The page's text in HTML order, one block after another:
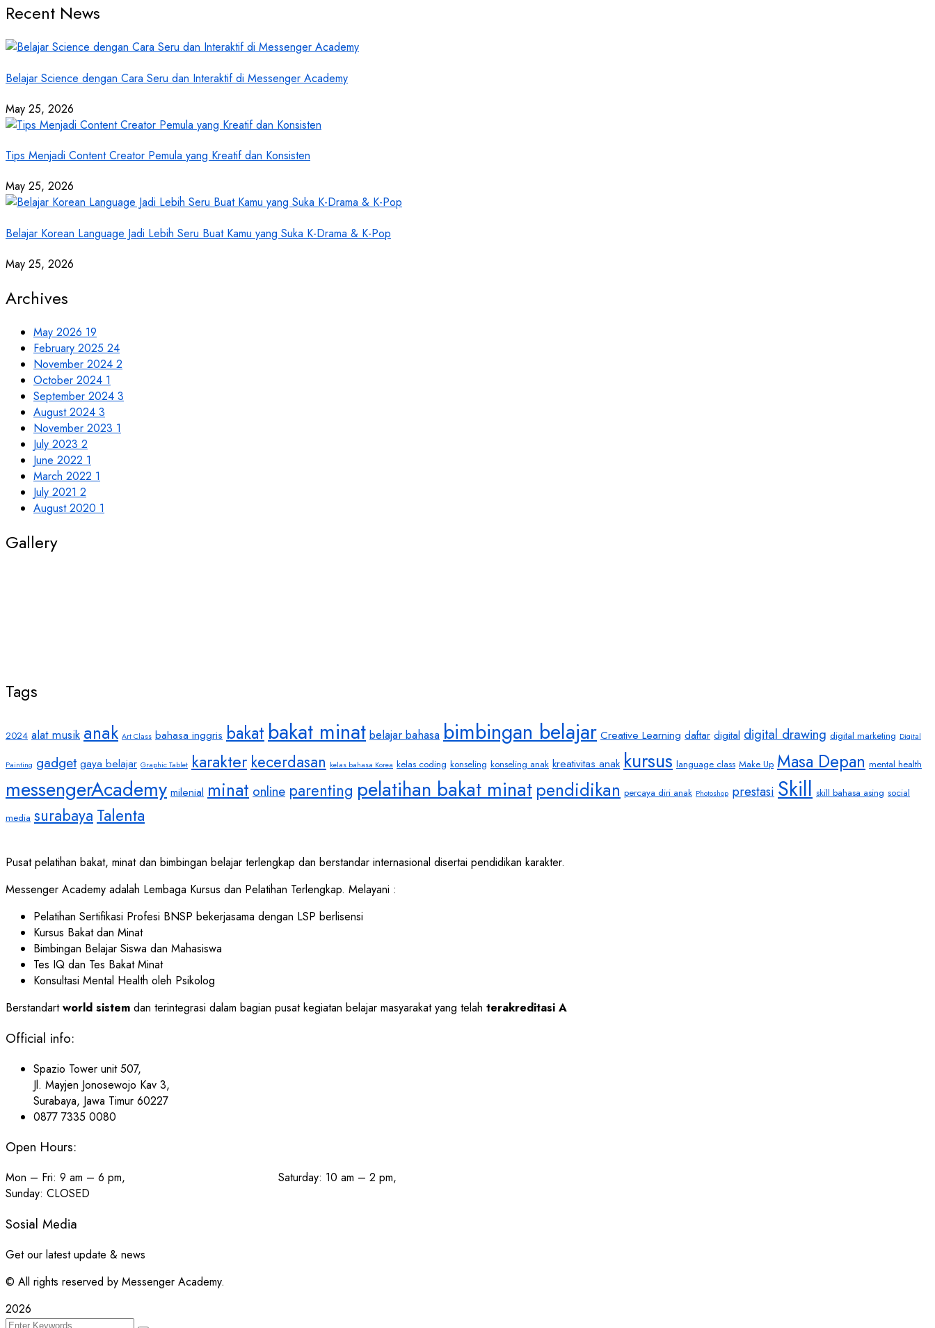
Recent News
Belajar Science dengan Cara Seru dan Interaktif di Messenger Academy
May 25, 2026
Tips Menjadi Content Creator Pemula yang Kreatif dan Konsisten
May 25, 2026
Belajar Korean Language Jadi Lebih Seru Buat Kamu yang Suka K-Drama & K-Pop
May 25, 2026
Archives
May 2026 19
February 2025 24
November 2024 2
October 2024 1
September 2024 3
August 2024 3
November 2023 1
July 2023 2
June 2022 1
March 2022 1
July 2021 2
August 2020 1
Gallery
Tags
2024 alat musik anak Art Class bahasa inggris bakat bakat minat belajar bahasa bimbingan belajar Creative Learning daftar digital digital drawing digital marketing Digital
Painting gadget gaya belajar Graphic Tablet karakter kecerdasan kelas bahasa Korea kelas coding konseling konseling anak kreativitas anak kursus language class Make Up Masa Depan mental health
messengerAcademy milenial minat online parenting pelatihan bakat minatpendidikan percaya diri anak Photoshop prestasi Skill skill bahasa asing social
media surabaya Talenta
Pusat pelatihan bakat, minat dan bimbingan belajar terlengkap dan berstandar internasional disertai pendidikan karakter.
Messenger Academy adalah Lembaga Kursus dan Pelatihan Terlengkap. Melayani :
Pelatihan Sertifikasi Profesi BNSP bekerjasama dengan LSP berlisensi
Kursus Bakat dan Minat
Bimbingan Belajar Siswa dan Mahasiswa
Tes IQ dan Tes Bakat Minat
Konsultasi Mental Health oleh Psikolog
Berstandartworld sistem dan terintegrasi dalam bagian pusat kegiatan belajar masyarakat yang telah terakreditasi A
Official info:
Spazio Tower unit 507,
Jl. Mayjen Jonosewojo Kav 3,
Surabaya, Jawa Timur 60227
0877 7335 0080
Open Hours:
Mon – Fri: 9 am – 6 pm, Saturday: 10 am – 2 pm,
Sunday: CLOSED
Sosial Media
Get our latest update & news
© All rights reserved by Messenger Academy.
2026